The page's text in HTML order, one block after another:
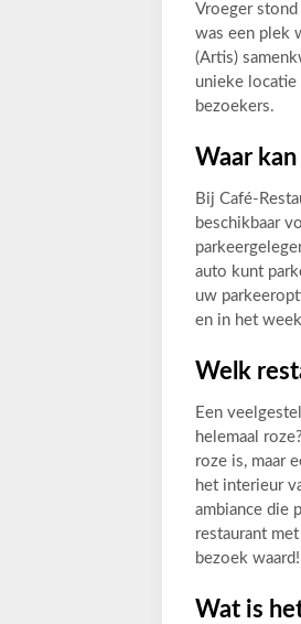
Vroeger stond
was een plek
(Artis)
unieke locatie
bezoekers.
Waar
Bij Café-
beschikbaar
auto kunt
uw
en in het
Welk
Een
helemaal
roze is, maar
het interieur
ambiance die
restaurant
bezoek waard!
Wat is